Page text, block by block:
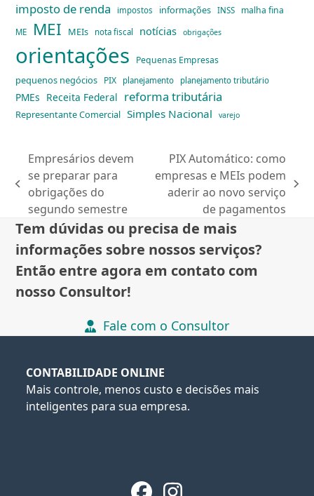
imposto de renda impostos informações INSS malha fina
ME MEI MEIs nota fiscal notícias obrigações
orientações Pequenas Empresas
pequenos negócios PIX planejamento planejamento tributário
PMEs Receita Federal reforma tributária
Representante Comercial Simples Nacional varejo
previous
post:
Empresários devem
se preparar para
obrigações do
segundo semestre
next
PIX Automático: como
empresas e MEIs podem
aderir ao novo serviço
de pagamentos
Tem dúvidas ou precisa de mais
informações sobre nossos serviços?
Então entre agora em contato com
nosso Consultor!
Fale com o Consultor
CONTABILIDADE ONLINE
Mais controle, menos custo e decisões mais
inteligentes para sua empresa.